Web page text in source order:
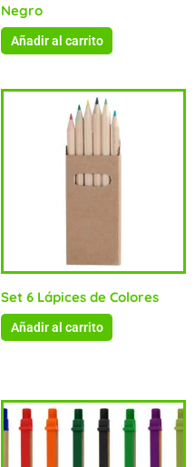
Negro
Añadir al carrito
Set 6 Lápices de Colores
Añadir al carrito